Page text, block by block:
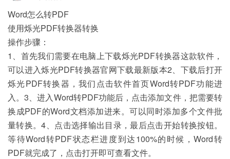
Word怎么转PDF
使用烁光PDF转换器转换
操作步骤：
1、首先我们需要在电脑上下载烁光PDF转换器这款软件，
可以进入烁光PDF转换器官网下载最新版本2、下载后打开
烁光PDF转换器，我们点击软件首页Word转PDF功能进
入。3、进入Word转PDF功能后，点击添加文件，把需要转
换成PDF的Word文档添加进来。可以同时添加多个文件批
量转换。4、点击选择输出目录，最后点击开始转换按钮。
等待Word转PDF状态栏进度到达100%的时候，Word转
PDF就完成了，点击打开即可查看文件。